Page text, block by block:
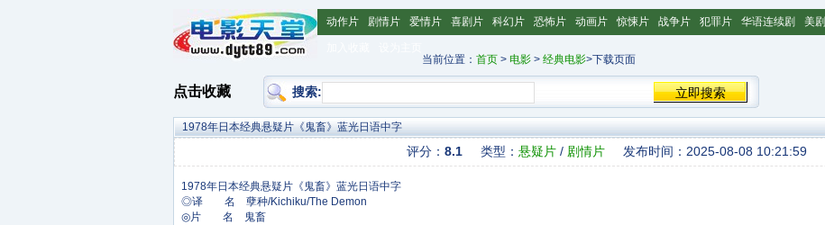
动作片 剧情片 爱情片 喜剧片 科幻片 恐怖片 动画片 惊悚片 战争片 犯罪片 华语连续剧 美剧
当前位置： 首页 > 电影 > 经典电影>下载页面
点击收藏 搜索:
1978年日本经典悬疑片《鬼畜》蓝光日语中字
评分： 8.1 类型： 悬疑片 / 剧情片 发布时间：2025-08-08 10:21:59
◎译 名 孽种/Kichiku/The Demon
◎片 名 鬼畜